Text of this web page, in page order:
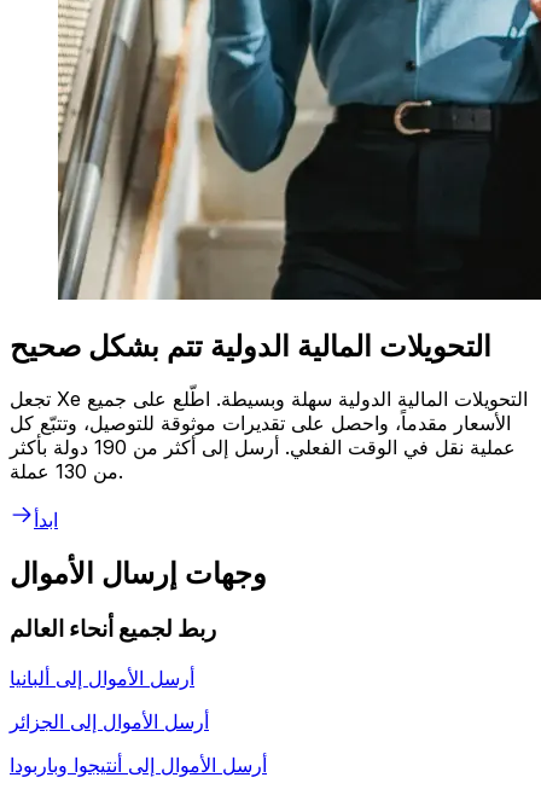
التحويلات المالية الدولية تتم بشكل صحيح
تجعل Xe التحويلات المالية الدولية سهلة وبسيطة. اطّلع على جميع
الأسعار مقدماً، واحصل على تقديرات موثوقة للتوصيل، وتتبّع كل
عملية نقل في الوقت الفعلي. أرسل إلى أكثر من 190 دولة بأكثر
من 130 عملة.
ابدأ
وجهات إرسال الأموال
ربط لجميع أنحاء العالم
أرسل الأموال إلى ألبانيا
أرسل الأموال إلى الجزائر
أرسل الأموال إلى أنتيجوا وباربودا